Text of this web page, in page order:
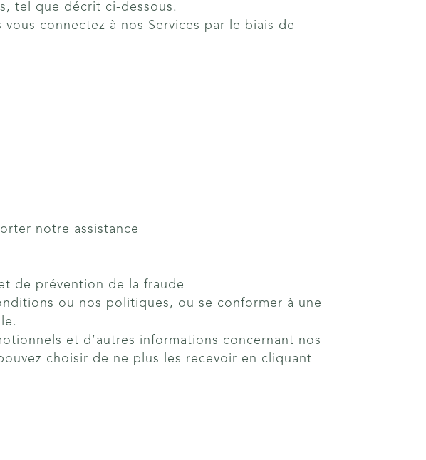
tel que décrit ci-dessous.
connectez à nos Services par le biais de
notre assistance
de prévention de la fraude
ou nos politiques, ou se conformer à une
et d’autres informations concernant nos
choisir de ne plus les recevoir en cliquant